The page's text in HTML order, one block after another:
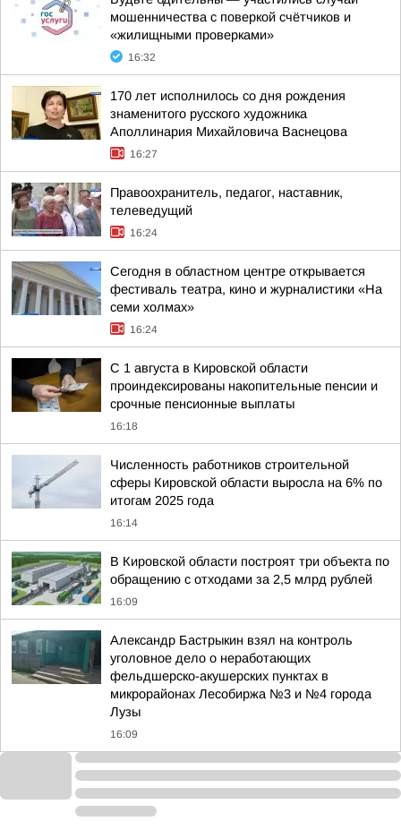
мошенничества с поверкой счётчиков и
«жилищными проверками»
16:32
170 лет исполнилось со дня рождения
знаменитого русского художника
Аполлинария Михайловича Васнецова
16:27
Правоохранитель, педагог, наставник,
телеведущий
16:24
Сегодня в областном центре открывается
фестиваль театра, кино и журналистики «На
семи холмах»
16:24
С 1 августа в Кировской области
проиндексированы накопительные пенсии и
срочные пенсионные выплаты
16:18
Численность работников строительной
сферы Кировской области выросла на 6% по
итогам 2025 года
16:14
В Кировской области построят три объекта по
обращению с отходами за 2,5 млрд рублей
16:09
Александр Бастрыкин взял на контроль
уголовное дело о неработающих
фельдшерско-акушерских пунктах в
микрорайонах Лесобиржа №3 и №4 города
Лузы
16:09